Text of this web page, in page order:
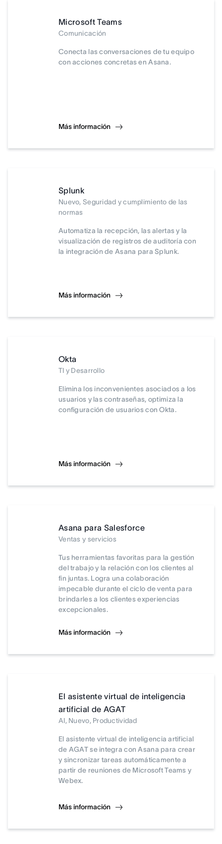
Microsoft Teams
Comunicación
Conecta las conversaciones de tu equipo
con acciones concretas en Asana.
Más información
Splunk
Nuevo, Seguridad y cumplimiento de las
normas
Automatiza la recepción, las alertas y la
visualización de registros de auditoría con
la integración de Asana para Splunk.
Más información
Okta
TI y Desarrollo
Elimina los inconvenientes asociados a los
usuarios y las contraseñas, optimiza la
configuración de usuarios con Okta.
Más información
Asana para Salesforce
Ventas y servicios
Tus herramientas favoritas para la gestión
del trabajo y la relación con los clientes al
fin juntas. Logra una colaboración
impecable durante el ciclo de venta para
brindarles a los clientes experiencias
excepcionales.
Más información
El asistente virtual de inteligencia
artificial de AGAT
AI, Nuevo, Productividad
El asistente virtual de inteligencia artificial
de AGAT se integra con Asana para crear
y sincronizar tareas automáticamente a
partir de reuniones de Microsoft Teams y
Webex.
Más información